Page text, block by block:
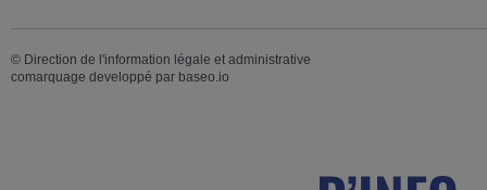
© Direction de l'information légale et administrative
comarquage developpé par baseo.io